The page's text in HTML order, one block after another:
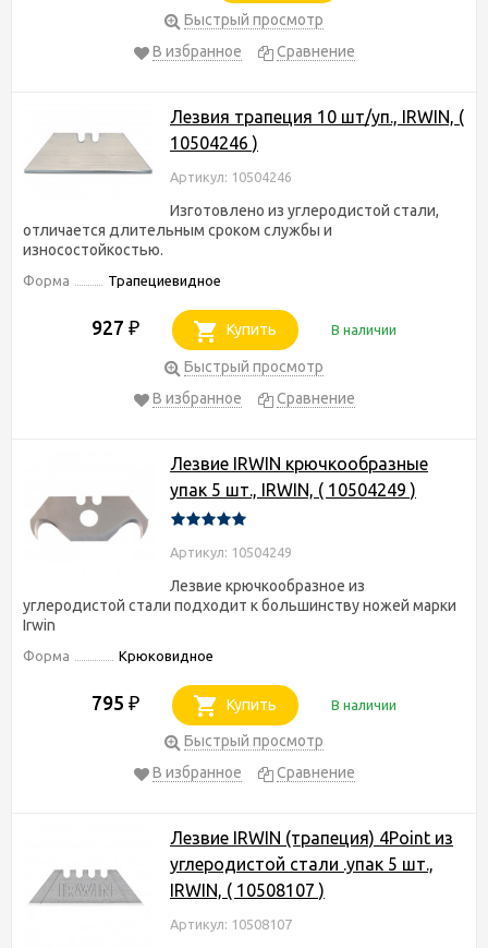
Быстрый просмотр
В избранное
Сравнение
Лезвия трапеция 10 шт/уп., IRWIN, (
10504246 )
Артикул: 10504246
Изготовлено из углеродистой стали,
отличается длительным сроком службы и
износостойкостью.
Форма Трапециевидное
927 ₽ Купить В наличии
Быстрый просмотр
В избранное
Сравнение
Лезвие IRWIN крючкообразные
упак 5 шт., IRWIN, ( 10504249 )
Артикул: 10504249
Лезвие крючкообразное из
углеродистой стали подходит к большинству ножей марки
Irwin
Форма Крюковидное
795 ₽ Купить В наличии
Быстрый просмотр
В избранное
Сравнение
Лезвие IRWIN (трапеция) 4Point из
углеродистой стали .упак 5 шт.,
IRWIN, ( 10508107 )
Артикул: 10508107